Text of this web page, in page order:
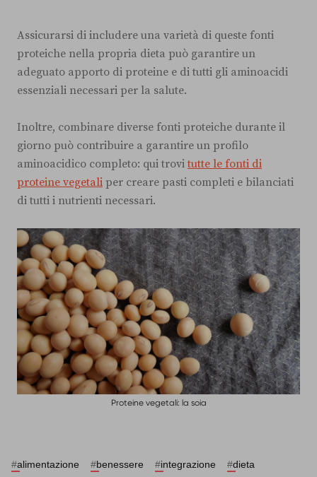
Assicurarsi di includere una varietà di queste fonti
proteiche nella propria dieta può garantire un
adeguato apporto di proteine ​​e di tutti gli aminoacidi
essenziali necessari per la salute.
Inoltre, combinare diverse fonti proteiche durante il
giorno può contribuire a garantire un profilo
aminoacidico completo: qui trovitutte le fonti di
proteine vegetali per creare pasti completi e bilanciati
di tutti i nutrienti necessari.
Proteine vegetali: la soia
#alimentazione #benessere #integrazione #dieta